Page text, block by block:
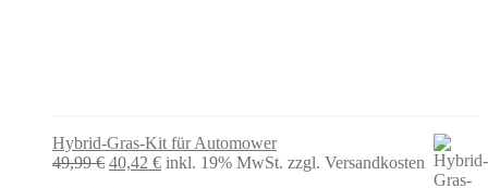
Hybrid-Gras-Kit für Automower
49,99€ Ursprünglicher
40,42 €Aktueller
inkl. 19% MwSt. zzgl. Versandkosten